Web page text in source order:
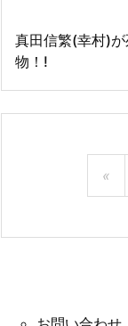
真田信繁(幸村)
物！!
«